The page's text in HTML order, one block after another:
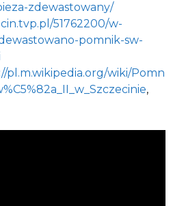
zdewastowany/
51762200/w-
pomnik-sw-
pl.m.wikipedia.org/wiki/Pomn
,